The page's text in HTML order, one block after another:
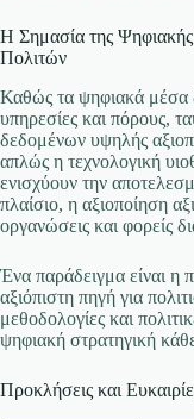
Η Σημασία της
Πολιτών
Καθώς τα ψηφιακά μέσα
υπηρεσίες και πόρους,
δεδομένων υψηλής
απλώς η τεχνολογική
ενισχύουν την
πλαίσιο, η αξιοποίηση
οργανώσεις και φορείς
Ένα παράδειγμα είναι η
αξιόπιστη πηγή για
μεθοδολογίες και
ψηφιακή στρατηγική
Προκλήσεις και